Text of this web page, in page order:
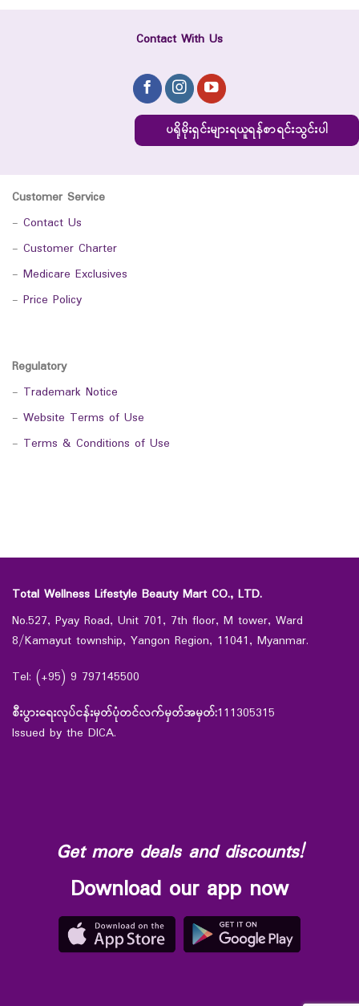
Contact With Us
ပရိုမိုးရှင်းများရယူရန်စာရင်းသွင်းပါ
Customer Service
- Contact Us
- Customer Charter
- Medicare Exclusives
- Price Policy
Regulatory
- Trademark Notice
- Website Terms of Use
- Terms & Conditions of Use
Total Wellness Lifestyle Beauty Mart CO., LTD.
No.527, Pyay Road, Unit 701, 7th floor, M tower, Ward
8/Kamayut township, Yangon Region, 11041, Myanmar.
Tel: (+95) 9 797145500
စီးပွားရေးလုပ်ငန်းမှတ်ပုံတင်လက်မှတ်အမှတ်:111305315
Issued by the DICA.
Get more deals and discounts!
Download our app now